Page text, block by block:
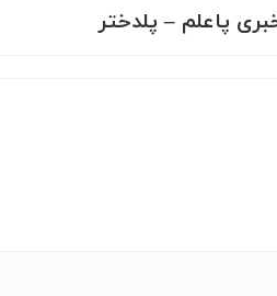
پاعلم – پلدختر